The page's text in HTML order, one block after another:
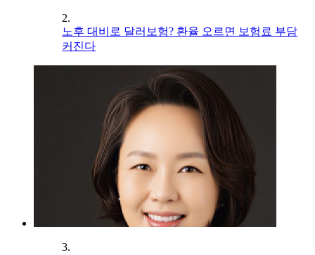
2.
노후 대비로 달러보험? 환율 오르면 보험료 부담
커진다
3.